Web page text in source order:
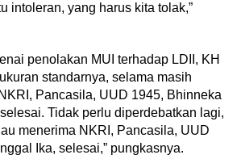
intoleran, yang harus kita tolak,”
penolakan MUI terhadap LDII, KH
standarnya, selama masih
Pancasila, UUD 1945, Bhinneka
Tidak perlu diperdebatkan lagi,
menerima NKRI, Pancasila, UUD
Ika, selesai,” pungkasnya.